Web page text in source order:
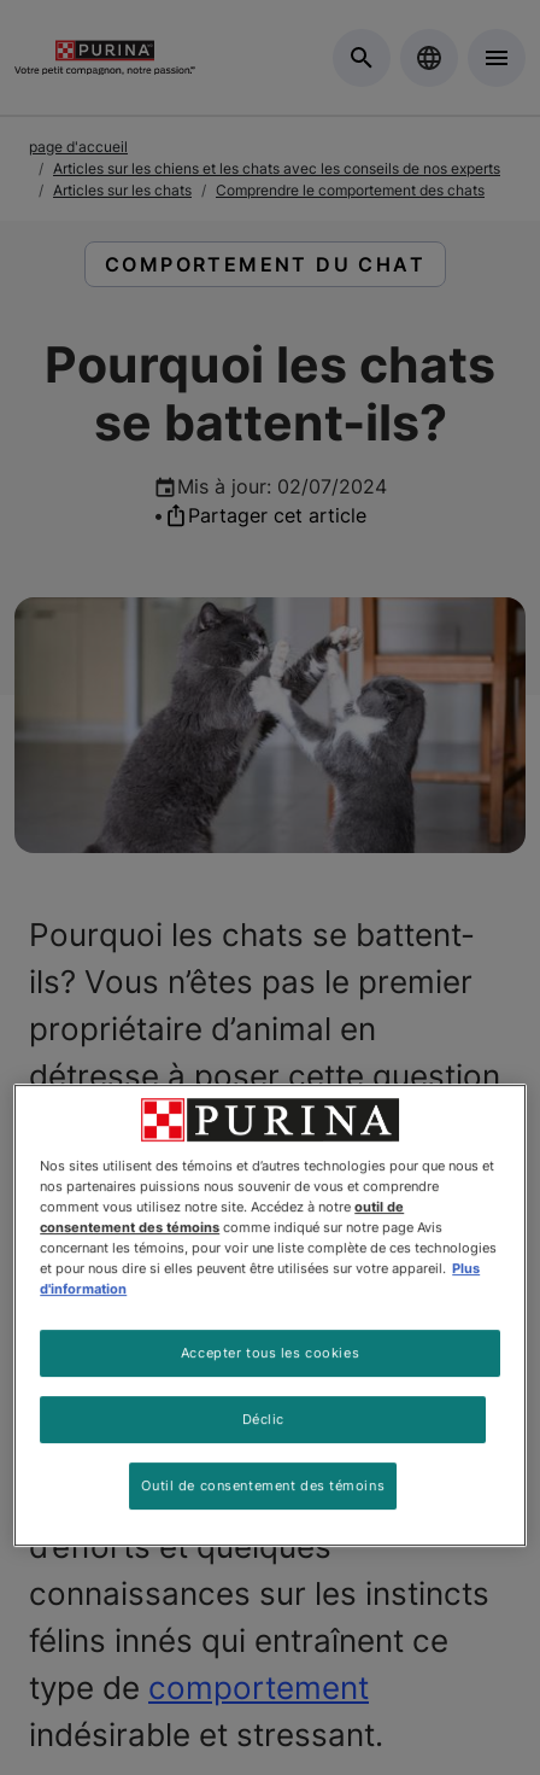
page d'accueil
Articles sur les chiens et les chats avec les conseils de nos experts
Articles sur les chats
Comprendre le comportement des chats
LIRE DES ARTICLES À PROPOS DE :
COMPORTEMENT DU CHAT
Pourquoi les chats
se battent-ils?
Mis à jour: 02/07/2024
•
Partager cet article
Pourquoi les chats se battent-
ils? Vous n’êtes pas le premier
propriétaire d’animal en
détresse à poser cette question
et vous ne serez certainement
pas le dernier. Les chats
semblent quelque peu
prédisposés à se battre avec les
chats du voisinage qu’ils
croisent. Heureusement, vous
pouvez prévenir certains
combats de chats avec un peu
d’efforts et quelques
connaissances sur les instincts
félins innés qui entraînent ce
type de comportement
indésirable et stressant.
Nos sites utilisent des témoins et d’autres technologies pour que nous et
nos partenaires puissions nous souvenir de vous et comprendre
comment vous utilisez notre site. Accédez à notreoutil de
consentement des témoins comme indiqué sur notre page Avis
concernant les témoins, pour voir une liste complète de ces technologies
et pour nous dire si elles peuvent être utilisées sur votre appareil. Plus
d'information
Déclic
Accepter tous les cookies
Outil de consentement des témoins